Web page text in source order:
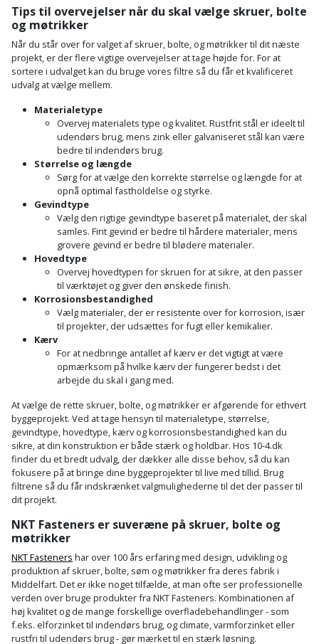
Tommestok
Tømrervinkel
aftrækker
Værktøjskasse
opbevaring
Værktøjssæt
Vaterpas
Rotationslaser
Rundsav
Rystepudser
Rystepudsertilbehør
Slagboremaskine
Slagnøgle
Slagnøgletilbehør
Slagskruetrækker
Slibemaskine
Sømpistol
Sømpistoltilbehør
Spånsuger
Stiftepistol
Stiksav
Stiksavsklinge
Støvblæser
Støvsugertilbehør
Svejseværk
Støttemur
Støvsuger
Strygejern
Terrassevarmer
Tømidler
Tørrestativ
Trappevanger
Udebruser
afskærmning
Varme
Varmepumpeskjuler
gardin
Tips til overvejelser når du skal vælge skruer, bolte
og møtrikker
Når du står over for valget af skruer, bolte, og møtrikker til dit næste
projekt, er der flere vigtige overvejelser at tage højde for. For at
sortere i udvalget kan du bruge vores filtre så du får et kvalificeret
udvalg at vælge mellem.
Materialetype
Overvej materialets type og kvalitet. Rustfrit stål er ideelt til
udendørs brug, mens zink eller galvaniseret stål kan være
bedre til indendørs brug.
Størrelse og længde
Sørg for at vælge den korrekte størrelse og længde for at
opnå optimal fastholdelse og styrke.
Gevindtype
Vælg den rigtige gevindtype baseret på materialet, der skal
samles. Fint gevind er bedre til hårdere materialer, mens
grovere gevind er bedre til blødere materialer.
Hovedtype
Overvej hovedtypen for skruen for at sikre, at den passer
til værktøjet og giver den ønskede finish.
Korrosionsbestandighed
Vælg materialer, der er resistente over for korrosion, især
til projekter, der udsættes for fugt eller kemikalier.
Kærv
For at nedbringe antallet af kærv er det vigtigt at være
opmærksom på hvilke kærv der fungerer bedst i det
arbejde du skal i gang med.
At vælge de rette skruer, bolte, og møtrikker er afgørende for ethvert
byggeprojekt. Ved at tage hensyn til materialetype, størrelse,
gevindtype, hovedtype, kærv og korrosionsbestandighed kan du
sikre, at din konstruktion er både stærk og holdbar. Hos 10-4.dk
finder du et bredt udvalg, der dækker alle disse behov, så du kan
fokusere på at bringe dine byggeprojekter til live med tillid. Brug
filtrene så du får indskrænket valgmulighederne til det der passer til
dit projekt.
NKT Fasteners er suveræne på skruer, bolte og
møtrikker
NKT Fasteners har over 100 års erfaring med design, udvikling og
produktion af skruer, bolte, søm og møtrikker fra deres fabrik i
Middelfart. Det er ikke noget tilfælde, at man ofte ser professionelle
verden over bruge produkter fra NKT Fasteners. Kombinationen af
høj kvalitet og de mange forskellige overfladebehandlinger - som
f.eks. elforzinket til indendørs brug, og climate, varmforzinket eller
rustfri til udendørs brug - gør mærket til en stærk løsning.